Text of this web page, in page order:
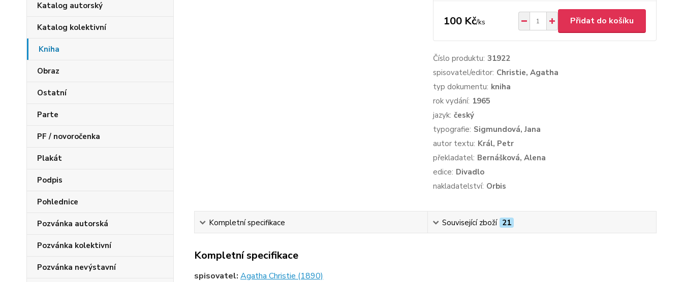
Katalog autorský
Katalog kolektivní
Kniha
Obraz
Ostatní
Parte
PF / novoročenka
Plakát
Podpis
Pohlednice
Pozvánka autorská
Pozvánka kolektivní
Pozvánka nevýstavní
100 Kč/ks Přidat do košíku
Číslo produktu: 31922
spisovatel/editor: Christie, Agatha
typ dokumentu: kniha
rok vydání: 1965
jazyk: český
typografie: Sigmundová, Jana
autor textu: Král, Petr
překladatel: Bernášková, Alena
edice: Divadlo
nakladatelství: Orbis
Kompletní specifikace Související zboží 21
Kompletní specifikace
spisovatel: Agatha Christie (1890)